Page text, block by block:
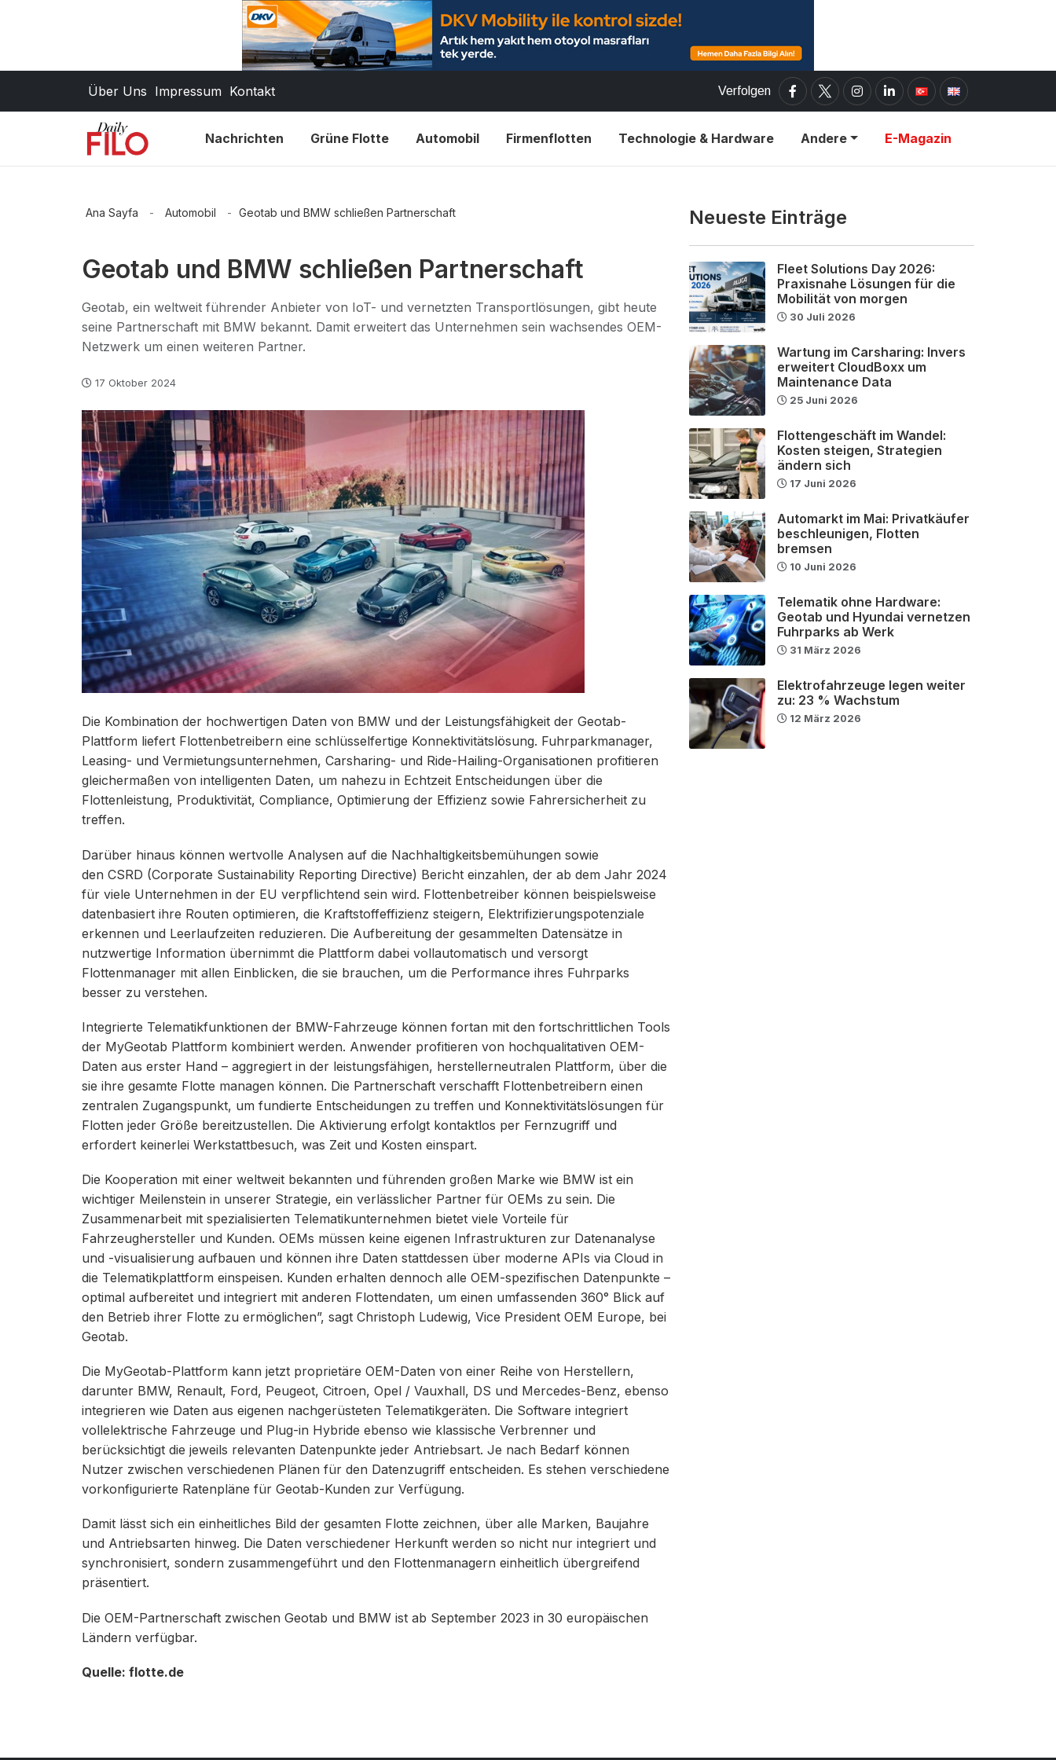
Über Uns Impressum Kontakt Verfolgen
Nachrichten Grüne Flotte Automobil Firmenflotten Technologie & Hardware Andere E-Magazin
Ana Sayfa - Automobil - Geotab und BMW schließen Partnerschaft
Geotab und BMW schließen Partnerschaft
Geotab, ein weltweit führender Anbieter von IoT- und vernetzten Transportlösungen, gibt heute
seine Partnerschaft mit BMW bekannt. Damit erweitert das Unternehmen sein wachsendes OEM-
Netzwerk um einen weiteren Partner.
17 Oktober 2024
Die Kombination der hochwertigen Daten von BMW und der Leistungsfähigkeit der Geotab-
Plattform liefert Flottenbetreibern eine schlüsselfertige Konnektivitätslösung. Fuhrparkmanager,
Leasing- und Vermietungsunternehmen, Carsharing- und Ride-Hailing-Organisationen profitieren
gleichermaßen von intelligenten Daten, um nahezu in Echtzeit Entscheidungen über die
Flottenleistung, Produktivität, Compliance, Optimierung der Effizienz sowie Fahrersicherheit zu
treffen.
Darüber hinaus können wertvolle Analysen auf die Nachhaltigkeitsbemühungen sowie
den CSRD (Corporate Sustainability Reporting Directive) Bericht einzahlen, der ab dem Jahr 2024
für viele Unternehmen in der EU verpflichtend sein wird. Flottenbetreiber können beispielsweise
datenbasiert ihre Routen optimieren, die Kraftstoffeffizienz steigern, Elektrifizierungspotenziale
erkennen und Leerlaufzeiten reduzieren. Die Aufbereitung der gesammelten Datensätze in
nutzwertige Information übernimmt die Plattform dabei vollautomatisch und versorgt
Flottenmanager mit allen Einblicken, die sie brauchen, um die Performance ihres Fuhrparks
besser zu verstehen.
Integrierte Telematikfunktionen der BMW-Fahrzeuge können fortan mit den fortschrittlichen Tools
der MyGeotab Plattform kombiniert werden. Anwender profitieren von hochqualitativen OEM-
Daten aus erster Hand – aggregiert in der leistungsfähigen, herstellerneutralen Plattform, über die
sie ihre gesamte Flotte managen können. Die Partnerschaft verschafft Flottenbetreibern einen
zentralen Zugangspunkt, um fundierte Entscheidungen zu treffen und Konnektivitätslösungen für
Flotten jeder Größe bereitzustellen. Die Aktivierung erfolgt kontaktlos per Fernzugriff und
erfordert keinerlei Werkstattbesuch, was Zeit und Kosten einspart.
Die Kooperation mit einer weltweit bekannten und führenden großen Marke wie BMW ist ein
wichtiger Meilenstein in unserer Strategie, ein verlässlicher Partner für OEMs zu sein. Die
Zusammenarbeit mit spezialisierten Telematikunternehmen bietet viele Vorteile für
Fahrzeughersteller und Kunden. OEMs müssen keine eigenen Infrastrukturen zur Datenanalyse
und -visualisierung aufbauen und können ihre Daten stattdessen über moderne APIs via Cloud in
die Telematikplattform einspeisen. Kunden erhalten dennoch alle OEM-spezifischen Datenpunkte –
optimal aufbereitet und integriert mit anderen Flottendaten, um einen umfassenden 360° Blick auf
den Betrieb ihrer Flotte zu ermöglichen”, sagt Christoph Ludewig, Vice President OEM Europe, bei
Geotab.
Die MyGeotab-Plattform kann jetzt proprietäre OEM-Daten von einer Reihe von Herstellern,
darunter BMW, Renault, Ford, Peugeot, Citroen, Opel / Vauxhall, DS und Mercedes-Benz, ebenso
integrieren wie Daten aus eigenen nachgerüsteten Telematikgeräten. Die Software integriert
vollelektrische Fahrzeuge und Plug-in Hybride ebenso wie klassische Verbrenner und
berücksichtigt die jeweils relevanten Datenpunkte jeder Antriebsart. Je nach Bedarf können
Nutzer zwischen verschiedenen Plänen für den Datenzugriff entscheiden. Es stehen verschiedene
vorkonfigurierte Ratenpläne für Geotab-Kunden zur Verfügung.
Damit lässt sich ein einheitliches Bild der gesamten Flotte zeichnen, über alle Marken, Baujahre
und Antriebsarten hinweg. Die Daten verschiedener Herkunft werden so nicht nur integriert und
synchronisiert, sondern zusammengeführt und den Flottenmanagern einheitlich übergreifend
präsentiert.
Die OEM-Partnerschaft zwischen Geotab und BMW ist ab September 2023 in 30 europäischen
Ländern verfügbar.
Quelle: flotte.de
Neueste Einträge
Fleet Solutions Day 2026:
Praxisnahe Lösungen für die
Mobilität von morgen
30 Juli 2026
Wartung im Carsharing: Invers
erweitert CloudBoxx um
Maintenance Data
25 Juni 2026
Flottengeschäft im Wandel:
Kosten steigen, Strategien
ändern sich
17 Juni 2026
Automarkt im Mai: Privatkäufer
beschleunigen, Flotten
bremsen
10 Juni 2026
Telematik ohne Hardware:
Geotab und Hyundai vernetzen
Fuhrparks ab Werk
31 März 2026
Elektrofahrzeuge legen weiter
zu: 23 % Wachstum
12 März 2026